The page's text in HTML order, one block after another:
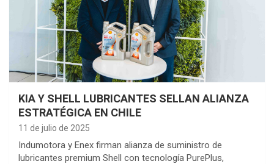
KIA Y SHELL LUBRICANTES SELLAN ALIANZA
ESTRATÉGICA EN CHILE
11 de julio de 2025
Indumotora y Enex firman alianza de suministro de
lubricantes premium Shell con tecnología PurePlus,